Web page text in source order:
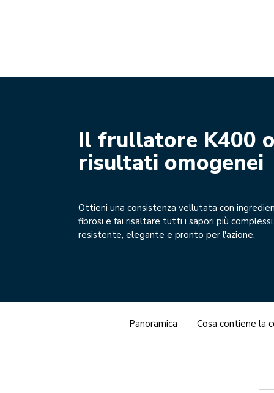
Il frullatore K400
risultati omogenei
Ottieni una consistenza vellutata con
fibrosi e fai risaltare tutti i sapori più
resistente, elegante e pronto per l'azione.
Panoramica Cosa contiene la